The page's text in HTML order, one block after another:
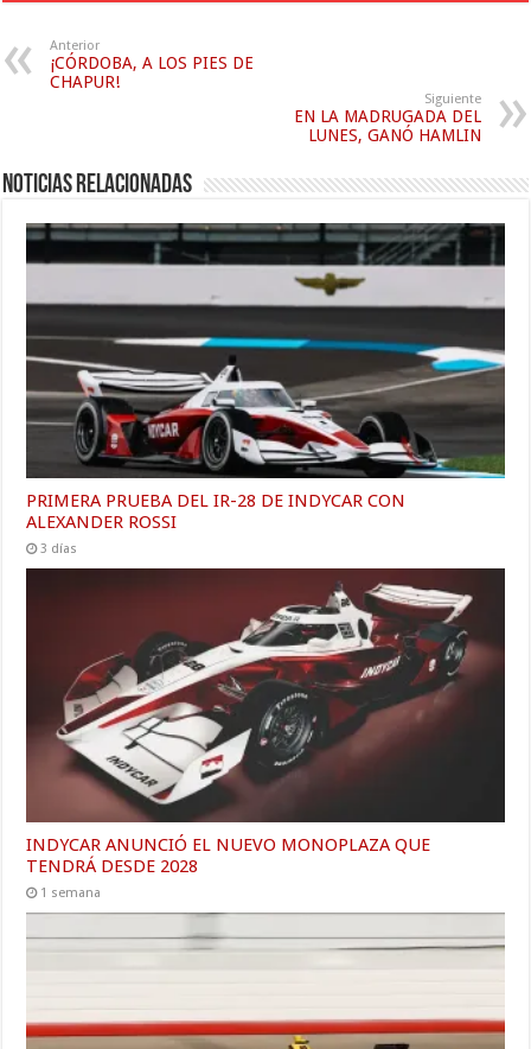
Anterior
¡CÓRDOBA, A LOS PIES DE
CHAPUR!
Siguiente
EN LA MADRUGADA DEL
LUNES, GANÓ HAMLIN
Noticias relacionadas
PRIMERA PRUEBA DEL IR-28 DE INDYCAR CON
ALEXANDER ROSSI
3 días
INDYCAR ANUNCIÓ EL NUEVO MONOPLAZA QUE
TENDRÁ DESDE 2028
1 semana